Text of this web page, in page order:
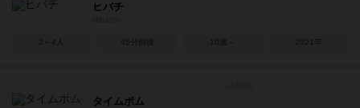
ヒバチ
2～4人 45分前後 10歳～ 2021年
タイムボム